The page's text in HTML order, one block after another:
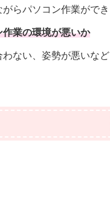
らパソコン作業ができ
業の環境が悪いか
ない、姿勢が悪いなど